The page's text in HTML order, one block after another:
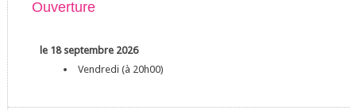
Ouverture
le 18 septembre 2026
Vendredi (à 20h00)